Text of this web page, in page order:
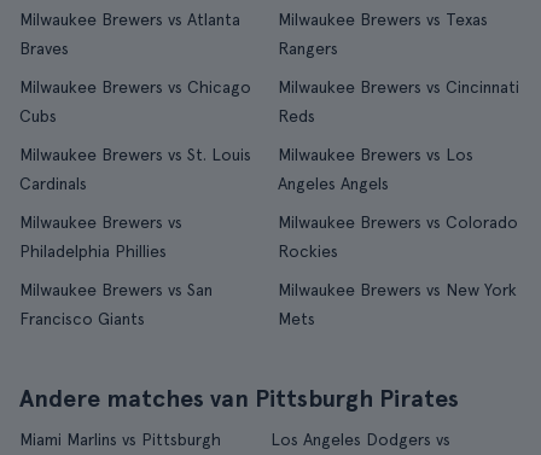
Milwaukee Brewers vs Atlanta
Braves
Milwaukee Brewers vs Texas
Rangers
Milwaukee Brewers vs Chicago
Cubs
Milwaukee Brewers vs Cincinnati
Reds
Milwaukee Brewers vs St. Louis
Cardinals
Milwaukee Brewers vs Los
Angeles Angels
Milwaukee Brewers vs
Philadelphia Phillies
Milwaukee Brewers vs Colorado
Rockies
Milwaukee Brewers vs San
Francisco Giants
Milwaukee Brewers vs New York
Mets
Andere matches van Pittsburgh Pirates
Miami Marlins vs Pittsburgh
Los Angeles Dodgers vs